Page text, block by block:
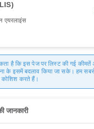
एयरलाइंस
है कि इस पेज पर लिस्ट की गई
के इसमें बदलाव किया जा सके। हम
कोशिश करते हैं।
जानकारी